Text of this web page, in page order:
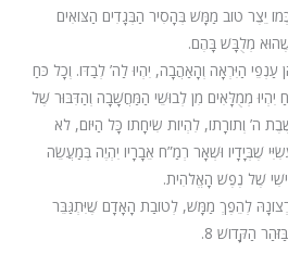
יֵצֶר טוֹב מַמָּשׁ בְּהָסִיר הַבְּגָדִים הַצּוֹאִים
מְלֻבָּשׁ בָּהֶם.
הַיִּרְאָה וְהָאַהֲבָה, יִהְיוּ לַה’ לְבַדּוֹ. וְכָל כֹּחַ
מְמֻלָּאִים מִן לְבוּשֵׁי הַמַּחֲשָׁבָה וְהַדִּבּוּר שֶׁל
ה’ וְתוֹרָתוֹ, לִהְיוֹת שִׂיחָתוֹ כָּל הַיּוֹם, לֹא
שֶׁבְּיָדָיו וּשְׁאָר רְמַ”ח אֵבָרָיו יִהְיֶה בְּמַעֲשֵׂה
שֶׁל נֶפֶשׁ הָאֱלֹהִית.
לְהֵפֶךְ מַמָּשׁ, לְטוֹבַת הָאָדָם שֶׁיִּתְגַּבֵּר
הַקָּדוֹשׁ 8.